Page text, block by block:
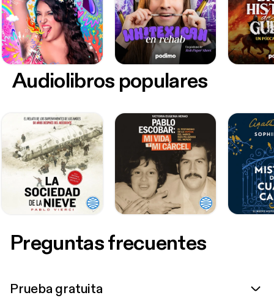
Audiolibros populares
Preguntas frecuentes
Prueba gratuita